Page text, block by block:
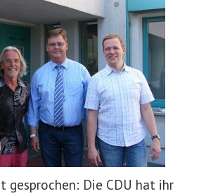
gesprochen: Die CDU hat ihr